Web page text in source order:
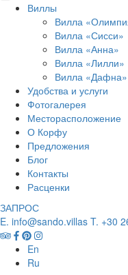
Виллы
Вилла
Вилла «Сисси»
Вилла «Анна»
Вилла «Лилли»
Вилла «Дафна»
Удобства и услуги
Фотогалерея
Месторасположение
О Корфу
Предложения
Блог
Контакты
Расценки
ЗАПРОС
E. info@sando.villas T. +30
En
Ru